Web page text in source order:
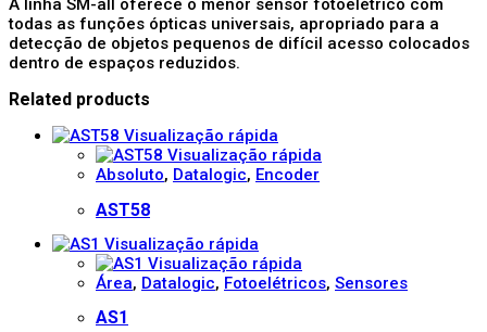
A linha SM-all oferece o menor sensor fotoelétrico com
todas as funções ópticas universais, apropriado para a
detecção de objetos pequenos de difícil acesso colocados
dentro de espaços reduzidos.
Related products
Visualização rápida
Visualização rápida
Absoluto, Datalogic, Encoder
AST58
Visualização rápida
Visualização rápida
Área, Datalogic, Fotoelétricos, Sensores
AS1